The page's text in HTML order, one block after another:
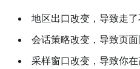
地区出口改变，导致走
会话策略改变，导致页面
采样窗口改变，导致你在